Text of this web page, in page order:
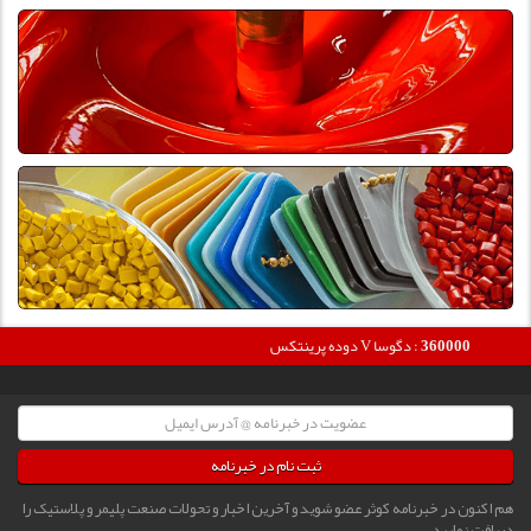
دوده پرینتکس V دگوسا :360000
ثبت نام در خبرنامه
هم اکنون در خبرنامه کوثر عضو شوید و آخرین اخبار و تحولات صنعت پلیمر و پلاستیک را